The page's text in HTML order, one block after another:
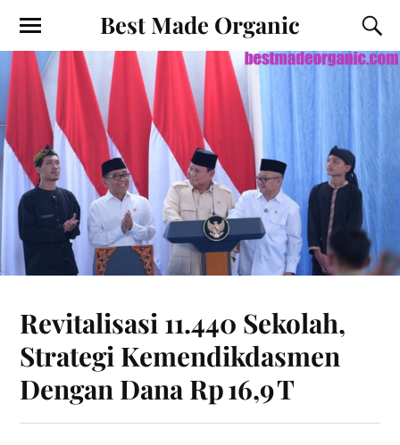
Best Made Organic
Revitalisasi 11.440 Sekolah,
Strategi Kemendikdasmen
Dengan Dana Rp 16,9 T